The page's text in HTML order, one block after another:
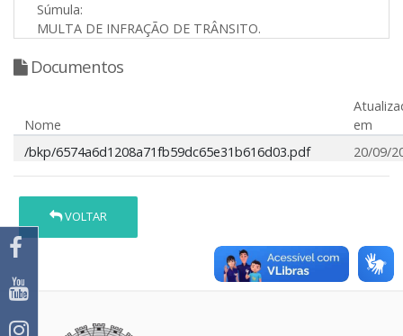
Súmula:
MULTA DE INFRAÇÃO DE TRÂNSITO.
Documentos
Nome
em
/bkp/6574a6d1208a71fb59dc65e31b616d03.pdf
20/09/
VOLTAR